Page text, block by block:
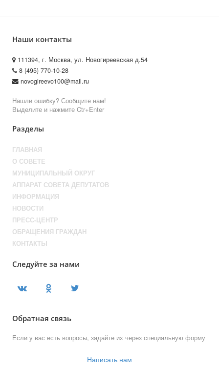
Наши контакты
111394, г. Москва, ул. Новогиреевская д.54
8 (495) 770-10-28
novogireevo100@mail.ru
Нашли ошибку? Сообщите нам!
Выделите и нажмите Ctr+Enter
Разделы
ГЛАВНАЯ
О СОВЕТЕ
МУНИЦИПАЛЬНЫЙ ОКРУГ
АППАРАТ СОВЕТА ДЕПУТАТОВ
ИНФОРМАЦИЯ
НОВОСТИ
ПРЕСС-ЦЕНТР
ОБРАЩЕНИЯ ГРАЖДАН
КОНТАКТЫ
Следуйте за нами
Обратная связь
Если у вас есть вопросы, задайте их через специальную форму
Написать нам